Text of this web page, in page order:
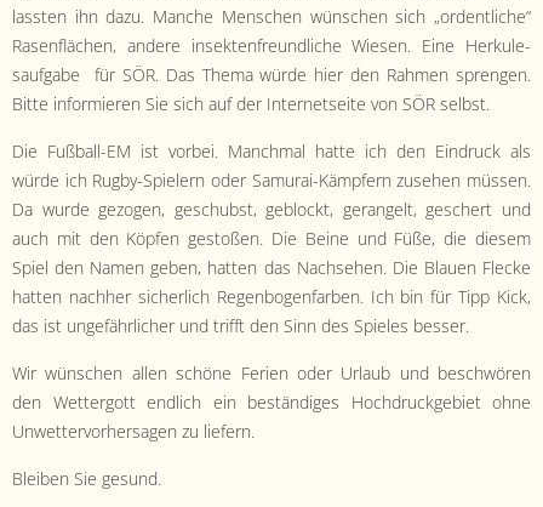
lassten ihn dazu. Manche Men­schen wün­schen sich „ordentliche“
Rasen­flächen, andere insek­ten­fre­undliche Wiesen. Eine Herkule­
sauf­gabe für SÖR. Das The­ma würde hier den Rah­men spren­gen.
Bitte informieren Sie sich auf der Inter­net­seite von SÖR selbst.
Die Fußball-EM ist vor­bei. Manch­mal hat­te ich den Ein­druck als
würde ich Rug­by-Spiel­ern oder Samu­rai-Kämpfern zuse­hen müssen.
Da wurde gezo­gen, geschub­st, geblockt, gerangelt, geschert und
auch mit den Köpfen gestoßen. Die Beine und Füße, die diesem
Spiel den Namen geben, hat­ten das Nach­se­hen. Die Blauen Flecke
hat­ten nach­her sicher­lich Regen­bo­gen­far­ben. Ich bin für Tipp Kick,
das ist unge­fährlich­er und trifft den Sinn des Spieles besser.
Wir wün­schen allen schöne Ferien oder Urlaub und beschwören
den Wet­ter­gott endlich ein beständi­ges Hochdruck­ge­bi­et ohne
Unwet­ter­vorher­sagen zu liefern.
Bleiben Sie gesund.